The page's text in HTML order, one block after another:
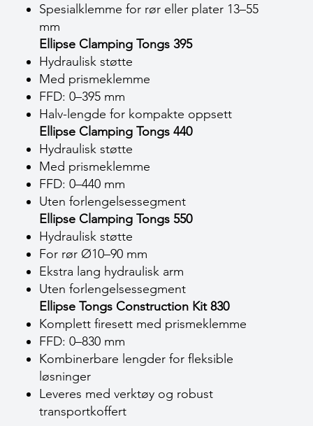
Spesialklemme for rør eller plater 13–55
mm
Ellipse Clamping Tongs 395
Hydraulisk støtte
Med prismeklemme
FFD: 0–395 mm
Halv-lengde for kompakte oppsett
Ellipse Clamping Tongs 440
Hydraulisk støtte
Med prismeklemme
FFD: 0–440 mm
Uten forlengelsessegment
Ellipse Clamping Tongs 550
Hydraulisk støtte
For rør Ø10–90 mm
Ekstra lang hydraulisk arm
Uten forlengelsessegment
Ellipse Tongs Construction Kit 830
Komplett firesett med prismeklemme
FFD: 0–830 mm
Kombinerbare lengder for fleksible
løsninger
Leveres med verktøy og robust
transportkoffert